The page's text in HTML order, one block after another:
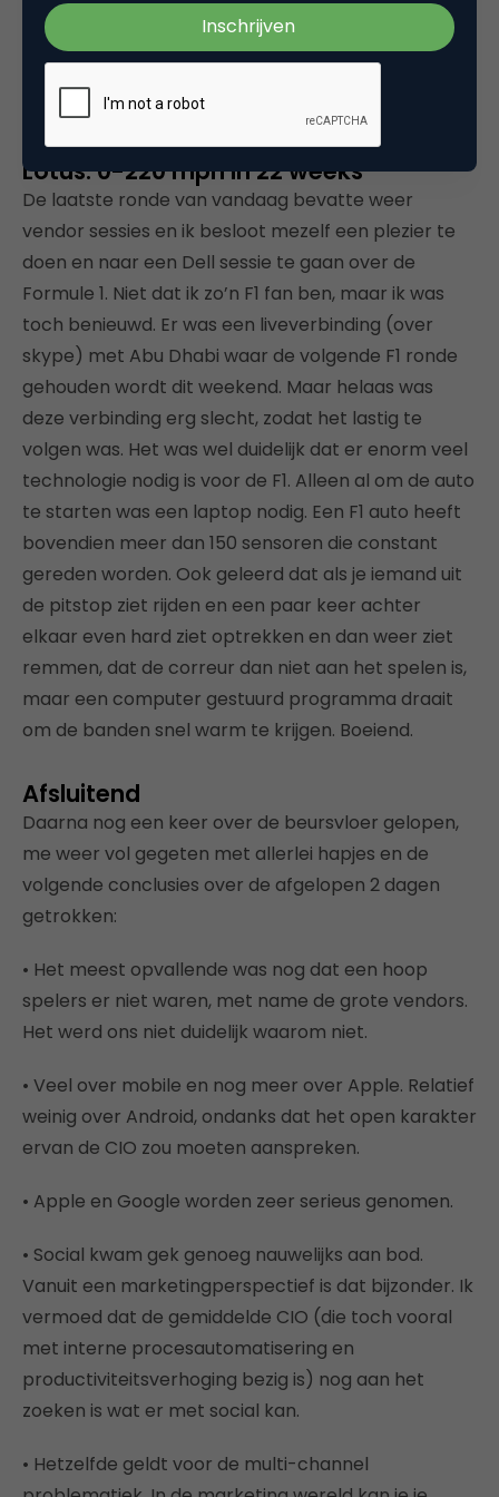
mee opgebouwd wordt. Boeiend ook weer om dit
op globale schaal te bekijken in plaats van enkel
The technology Driving F1’s Team
Lotus: 0-220 mph in 22 weeks
De laatste ronde van vandaag bevatte weer
vendor sessies en ik besloot mezelf een plezier te
doen en naar een Dell sessie te gaan over de
Formule 1. Niet dat ik zo’n F1 fan ben, maar ik was
toch benieuwd. Er was een liveverbinding (over
skype) met Abu Dhabi waar de volgende F1 ronde
gehouden wordt dit weekend. Maar helaas was
deze verbinding erg slecht, zodat het lastig te
volgen was. Het was wel duidelijk dat er enorm veel
technologie nodig is voor de F1. Alleen al om de auto
te starten was een laptop nodig. Een F1 auto heeft
bovendien meer dan 150 sensoren die constant
gereden worden. Ook geleerd dat als je iemand uit
de pitstop ziet rijden en een paar keer achter
elkaar even hard ziet optrekken en dan weer ziet
remmen, dat de correur dan niet aan het spelen is,
maar een computer gestuurd programma draait
om de banden snel warm te krijgen. Boeiend.
Afsluitend
Daarna nog een keer over de beursvloer gelopen,
me weer vol gegeten met allerlei hapjes en de
volgende conclusies over de afgelopen 2 dagen
getrokken:
• Het meest opvallende was nog dat een hoop
spelers er niet waren, met name de grote vendors.
Het werd ons niet duidelijk waarom niet.
• Veel over mobile en nog meer over Apple. Relatief
weinig over Android, ondanks dat het open karakter
ervan de CIO zou moeten aanspreken.
• Apple en Google worden zeer serieus genomen.
• Social kwam gek genoeg nauwelijks aan bod.
Vanuit een marketingperspectief is dat bijzonder. Ik
vermoed dat de gemiddelde CIO (die toch vooral
met interne procesautomatisering en
productiviteitsverhoging bezig is) nog aan het
zoeken is wat er met social kan.
• Hetzelfde geldt voor de multi-channel